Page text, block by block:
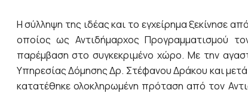
Η σύλληψη της ιδέας και το εγχείρημα ξεκίνησε
οποίος ως Αντιδήμαρχος Προγραμματισμού
παρέμβαση στο συγκεκριμένο χώρο. Με την
Υπηρεσίας Δόμησης Δρ. Στέφανου Δράκου και
κατατέθηκε ολοκληρωμένη πρόταση από τον